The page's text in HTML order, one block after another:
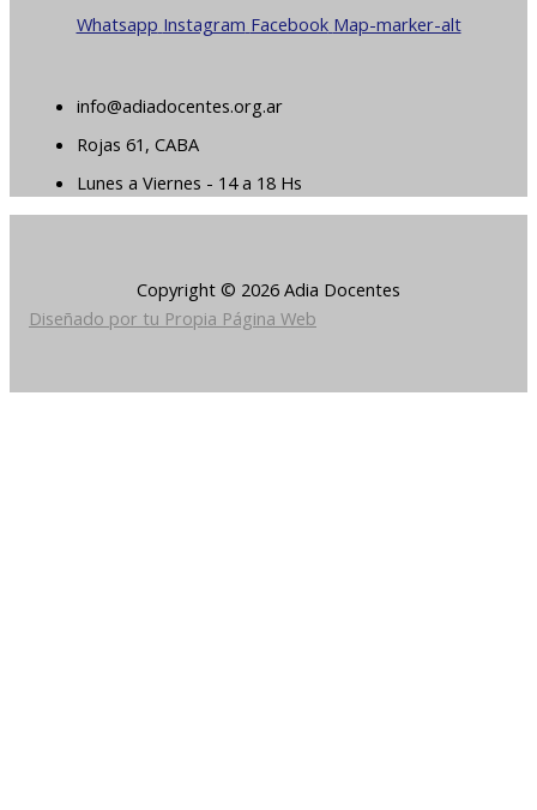
Whatsapp Instagram Facebook Map-marker-alt
info@adiadocentes.org.ar
Rojas 61, CABA
Lunes a Viernes - 14 a 18 Hs
Copyright © 2026 Adia Docentes
Diseñado por tu Propia Página Web